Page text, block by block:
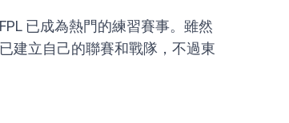
已成為熱門的練習賽事。雖然
建立自己的聯賽和戰隊，不過東